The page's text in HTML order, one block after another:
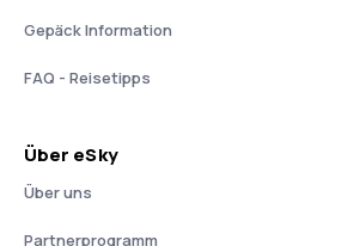
Gepäck Information
FAQ - Reisetipps
Über eSky
Über uns
Partnerprogramm